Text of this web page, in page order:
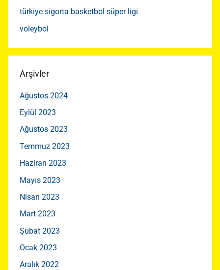
türkiye sigorta basketbol süper ligi
voleybol
Arşivler
Ağustos 2024
Eylül 2023
Ağustos 2023
Temmuz 2023
Haziran 2023
Mayıs 2023
Nisan 2023
Mart 2023
Şubat 2023
Ocak 2023
Aralık 2022